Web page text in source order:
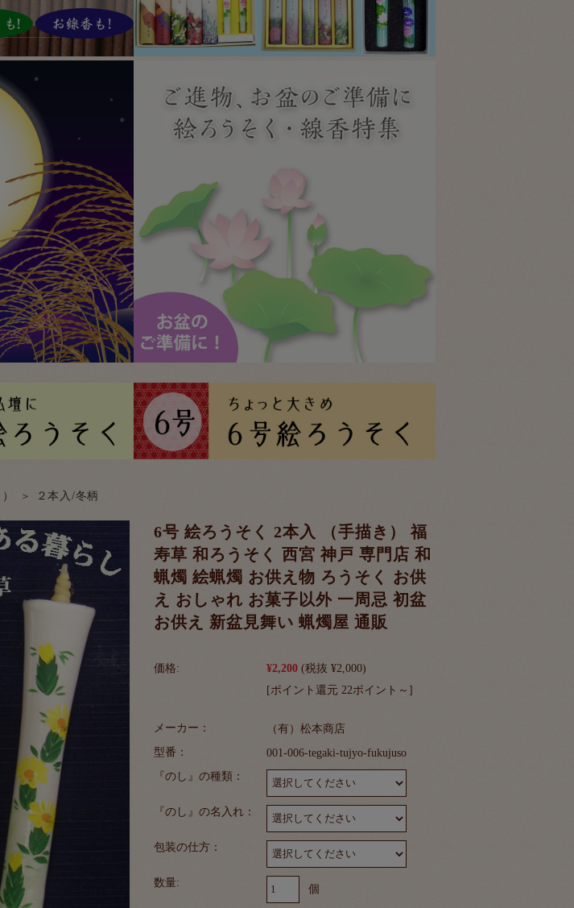
２本入/冬柄
6号 絵ろうそく 2本入 （手描き） 福
寿草 和ろうそく 西宮 神戸 専門店 和
蝋燭 絵蝋燭 お供え物 ろうそく お供
え おしゃれ お菓子以外 一周忌 初盆
お供え 新盆見舞い 蝋燭屋 通販
価格: ¥2,200 (税抜 ¥2,000)
[ポイント還元 22ポイント～]
メーカー：
（有）松本商店
型番：
001-006-tegaki-tujyo-fukujuso
『のし』の種類：
『のし』の名入れ：
包装の仕方：
数量:
個